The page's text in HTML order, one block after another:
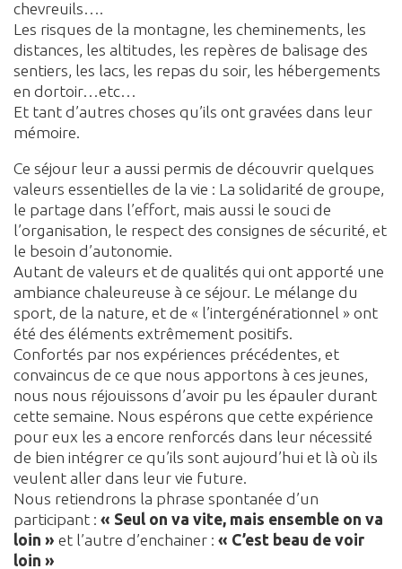
chevreuils….
Les risques de la montagne, les cheminements, les
distances, les altitudes, les repères de balisage des
sentiers, les lacs, les repas du soir, les hébergements
en dortoir…etc…
Et tant d’autres choses qu’ils ont gravées dans leur
mémoire.
Ce séjour leur a aussi permis de découvrir quelques
valeurs essentielles de la vie : La solidarité de groupe,
le partage dans l’effort, mais aussi le souci de
l’organisation, le respect des consignes de sécurité, et
le besoin d’autonomie.
Autant de valeurs et de qualités qui ont apporté une
ambiance chaleureuse à ce séjour. Le mélange du
sport, de la nature, et de « l’intergénérationnel » ont
été des éléments extrêmement positifs.
Confortés par nos expériences précédentes, et
convaincus de ce que nous apportons à ces jeunes,
nous nous réjouissons d’avoir pu les épauler durant
cette semaine. Nous espérons que cette expérience
pour eux les a encore renforcés dans leur nécessité
de bien intégrer ce qu’ils sont aujourd’hui et là où ils
veulent aller dans leur vie future.
Nous retiendrons la phrase spontanée d’un
participant : « Seul on va vite, mais ensemble on va
loin » et l’autre d’enchainer : « C’est beau de voir
loin »